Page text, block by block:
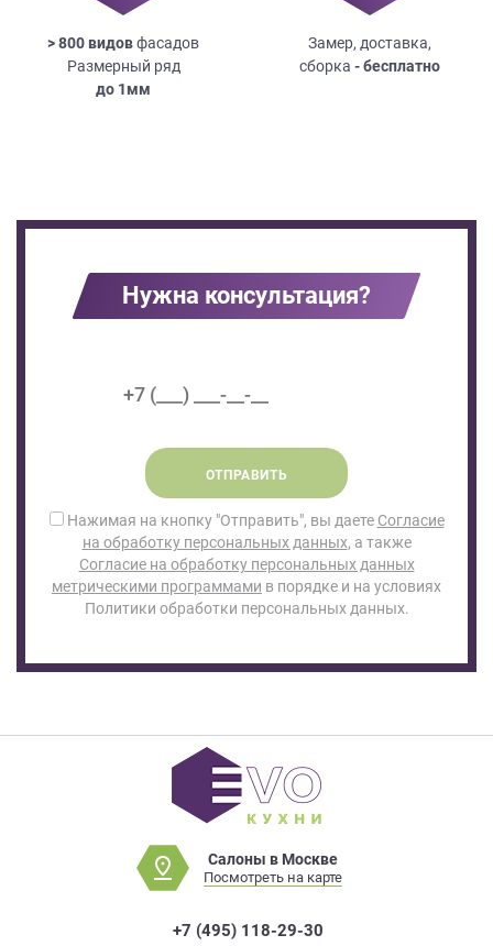
> 800 видовфасадов
Размерный ряд
до 1мм
Замер, доставка,
сборка - бесплатно
Нужна консультация?
ОТПРАВИТЬ
Нажимая на кнопку "Отправить", вы даете Согласие
на обработку персональных данных, а также
Согласие на обработку персональных данных
метрическими программами в порядке и на условиях
Политики обработки персональных данных.
Салоны в Москве
Посмотреть на карте
+7 (495) 118-29-30